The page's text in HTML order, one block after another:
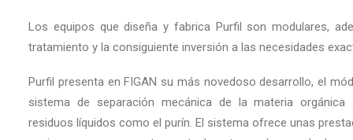
Los equipos que diseña y fabrica Purfil son modulares,
tratamiento y la consiguiente inversión a las necesidades
Purfil presenta en FIGAN su más novedoso desarrollo, el
sistema de separación mecánica de la materia
residuos líquidos como el purín. El sistema ofrece unas